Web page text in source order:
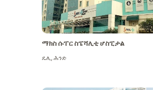
ማክስ ሱፐር ስፔሻሊቲ ሆስፒታል
ዴሊ,ሕንድ